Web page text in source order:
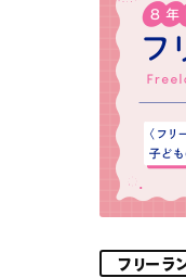
フリーラ